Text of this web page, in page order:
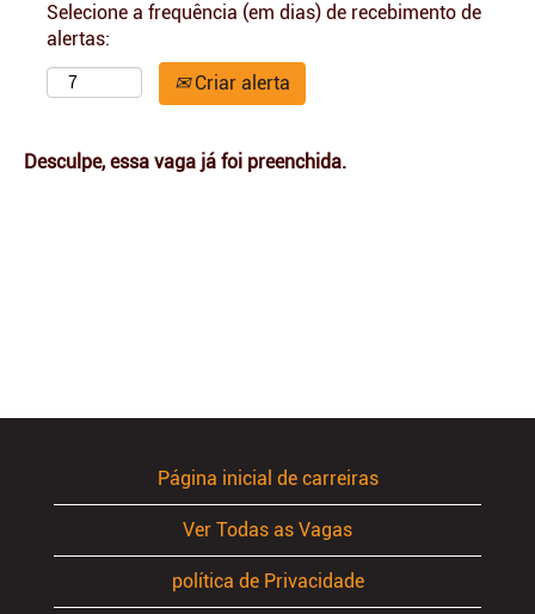
Selecione a frequência (em dias) de recebimento de
alertas:
Criar alerta
Desculpe, essa vaga já foi preenchida.
Página inicial de carreiras
Ver Todas as Vagas
política de Privacidade